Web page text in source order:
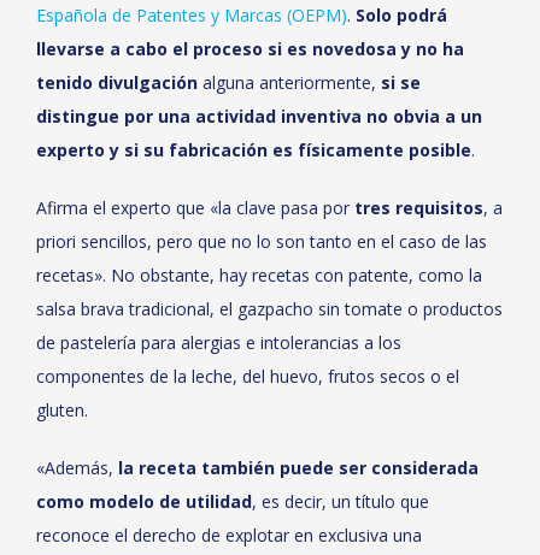
Española de Patentes y Marcas (OEPM). Solo podrá
llevarse a cabo el proceso si es novedosa y no ha
tenido divulgación alguna anteriormente, si se
distingue por una actividad inventiva no obvia a un
experto y si su fabricación es físicamente posible.
Afirma el experto que «la clave pasa por tres requisitos, a
priori sencillos, pero que no lo son tanto en el caso de las
recetas». No obstante, hay recetas con patente, como la
salsa brava tradicional, el gazpacho sin tomate o productos
de pastelería para alergias e intolerancias a los
componentes de la leche, del huevo, frutos secos o el
gluten.
«Además, la receta también puede ser considerada
como modelo de utilidad, es decir, un título que
reconoce el derecho de explotar en exclusiva una